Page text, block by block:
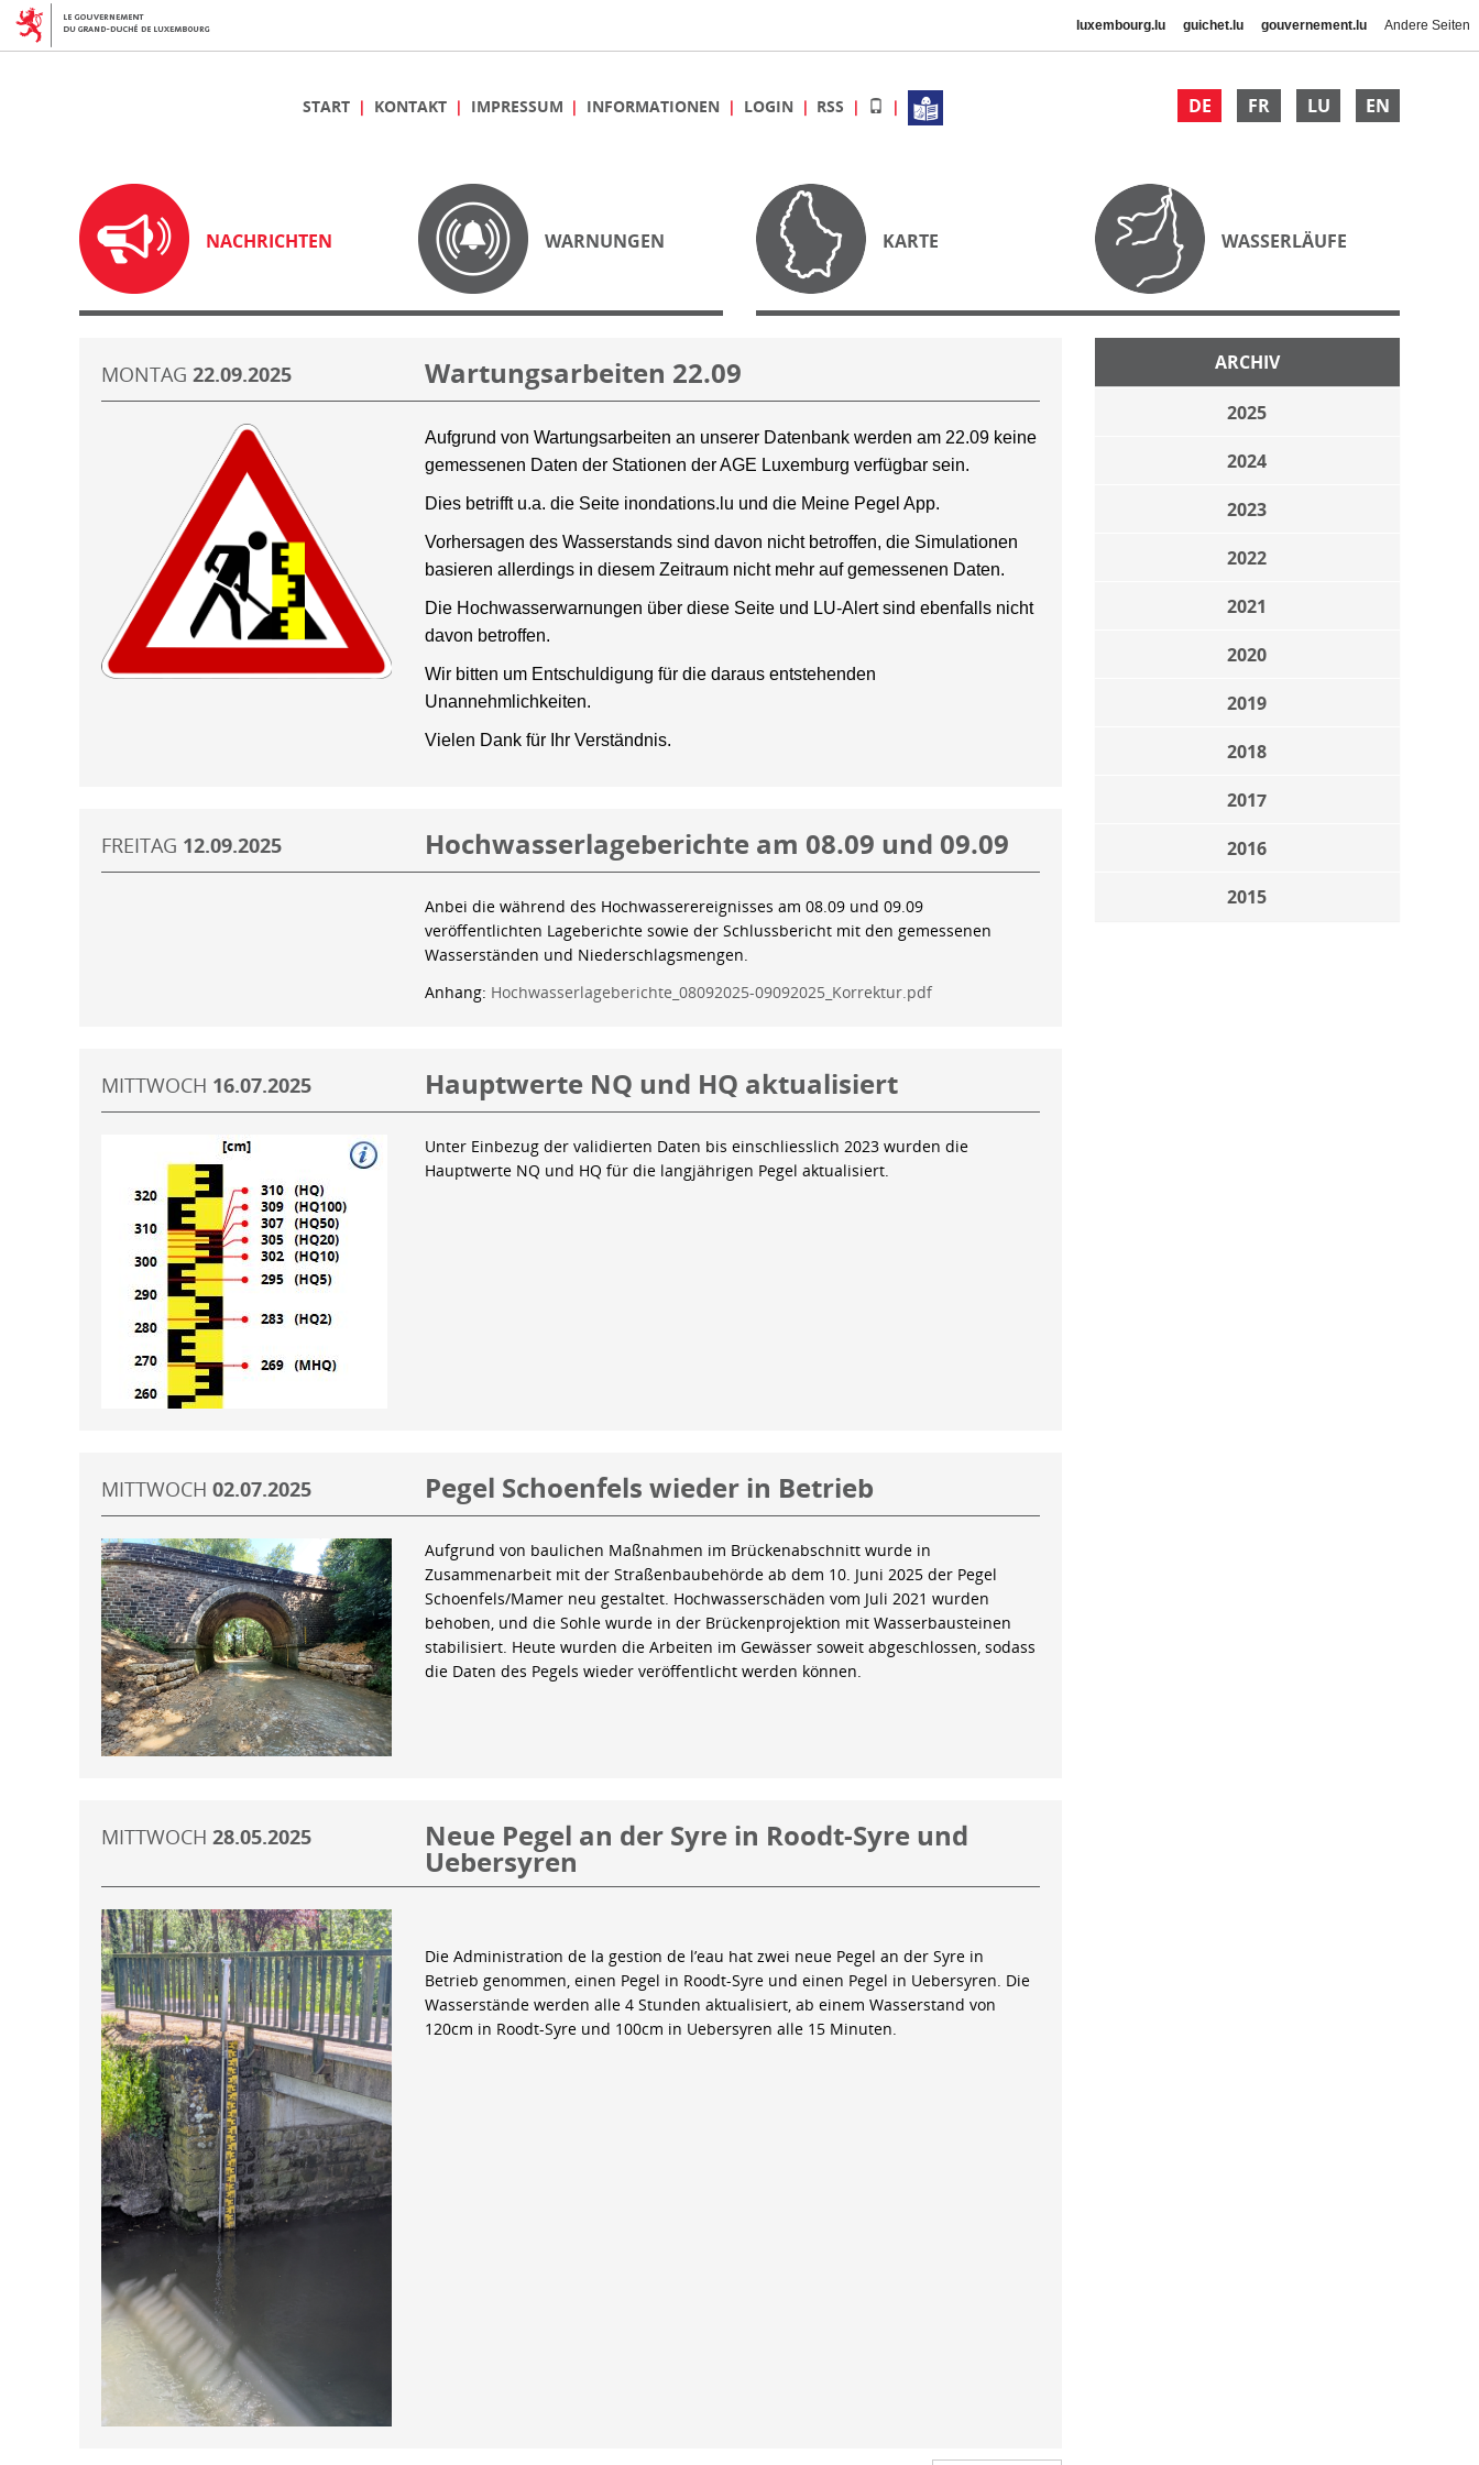
luxembourg.lu guichet.lu gouvernement.lu Andere Seiten
DE FR LU EN
START KONTAKT IMPRESSUM INFORMATIONEN LOGIN RSS
NACHRICHTEN WARNUNGEN KARTE WASSERLÄUFE
ARCHIV
2025
2024
2023
2022
2021
2020
2019
2018
2017
2016
2015
MONTAG 22.09.2025 Wartungsarbeiten 22.09
Aufgrund von Wartungsarbeiten an unserer Datenbank werden am 22.09 keine
gemessenen Daten der Stationen der AGE Luxemburg verfügbar sein.
Dies betrifft u.a. die Seite inondations.lu und die Meine Pegel App.
Vorhersagen des Wasserstands sind davon nicht betroffen, die Simulationen
basieren allerdings in diesem Zeitraum nicht mehr auf gemessenen Daten.
Die Hochwasserwarnungen über diese Seite und LU-Alert sind ebenfalls nicht
davon betroffen.
Wir bitten um Entschuldigung für die daraus entstehenden
Unannehmlichkeiten.
Vielen Dank für Ihr Verständnis.
FREITAG 12.09.2025 Hochwasserlageberichte am 08.09 und 09.09
Anbei die während des Hochwasserereignisses am 08.09 und 09.09
veröffentlichten Lageberichte sowie der Schlussbericht mit den gemessenen
Wasserständen und Niederschlagsmengen.
Anhang: Hochwasserlageberichte_08092025-09092025_Korrektur.pdf
MITTWOCH 16.07.2025 Hauptwerte NQ und HQ aktualisiert
Unter Einbezug der validierten Daten bis einschliesslich 2023 wurden die
Hauptwerte NQ und HQ für die langjährigen Pegel aktualisiert.
MITTWOCH 02.07.2025 Pegel Schoenfels wieder in Betrieb
Aufgrund von baulichen Maßnahmen im Brückenabschnitt wurde in
Zusammenarbeit mit der Straßenbaubehörde ab dem 10. Juni 2025 der Pegel
Schoenfels/Mamer neu gestaltet. Hochwasserschäden vom Juli 2021 wurden
behoben, und die Sohle wurde in der Brückenprojektion mit Wasserbausteinen
stabilisiert. Heute wurden die Arbeiten im Gewässer soweit abgeschlossen, sodass
die Daten des Pegels wieder veröffentlicht werden können.
MITTWOCH 28.05.2025 Neue Pegel an der Syre in Roodt-Syre und
Uebersyren
Die Administration de la gestion de l’eau hat zwei neue Pegel an der Syre in
Betrieb genommen, einen Pegel in Roodt-Syre und einen Pegel in Uebersyren. Die
Wasserstände werden alle 4 Stunden aktualisiert, ab einem Wasserstand von
120cm in Roodt-Syre und 100cm in Uebersyren alle 15 Minuten.